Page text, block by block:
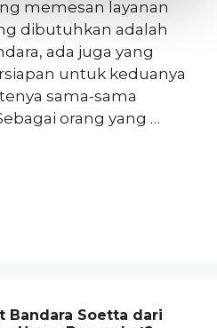
memesan layanan
dibutuhkan adalah
ada juga yang
untuk keduanya
sama-sama
orang yang …
Bandara Soetta dari